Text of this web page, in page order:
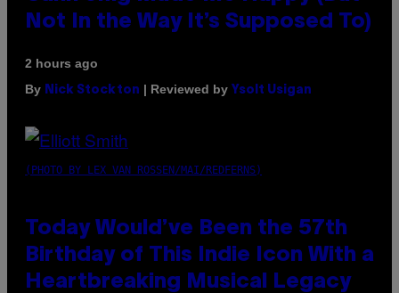
Not In the Way It’s Supposed To)
2 hours ago
By Nick Stockton | Reviewed by Ysolt Usigan
(PHOTO BY LEX VAN ROSSEN/MAI/REDFERNS)
Today Would’ve Been the 57th
Birthday of This Indie Icon With a
Heartbreaking Musical Legacy